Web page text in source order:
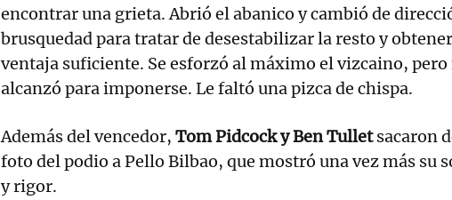
encontrar una grieta. Abrió el abanico y cambió de
brusquedad para tratar de desestabilizar la resto y
ventaja suficiente. Se esforzó al máximo el vizcaino, pero
alcanzó para imponerse. Le faltó una pizca de chispa.
Además del vencedor, Tom Pidcock y Ben Tulletsacaron
foto del podio a Pello Bilbao, que mostró una vez más su
y rigor.